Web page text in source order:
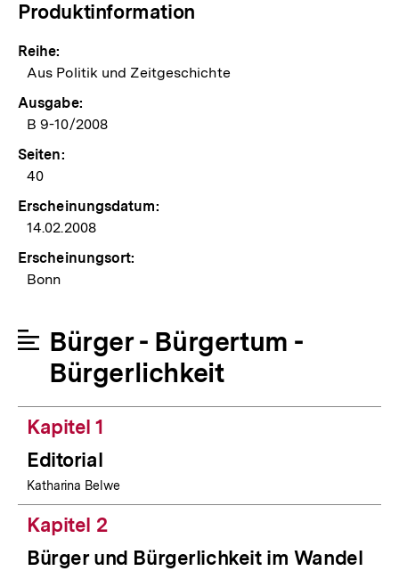
Produktinformation
Reihe:
Aus Politik und Zeitgeschichte
Ausgabe:
B 9-10/2008
Seiten:
40
Erscheinungsdatum:
14.02.2008
Erscheinungsort:
Bonn
Bürger - Bürgertum -
Bürgerlichkeit
Kapitel 1
Editorial
Katharina Belwe
Kapitel 2
Bürger und Bürgerlichkeit im Wandel